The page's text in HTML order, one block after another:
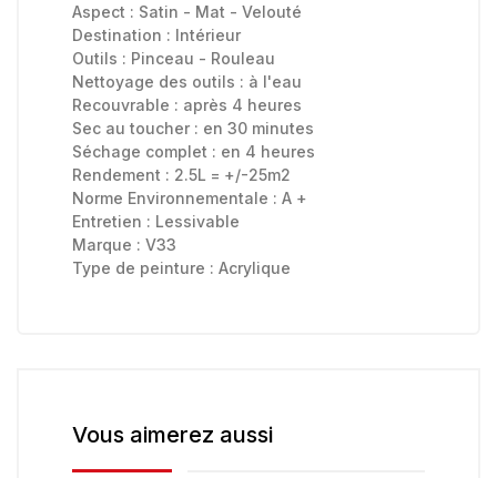
Aspect : Satin - Mat - Velouté
Destination : Intérieur
Outils : Pinceau - Rouleau
Nettoyage des outils : à l'eau
Recouvrable : après 4 heures
Sec au toucher : en 30 minutes
Séchage complet : en 4 heures
Rendement : 2.5L = +/-25m2
Norme Environnementale : A +
Entretien : Lessivable
Marque : V33
Type de peinture : Acrylique
Vous aimerez aussi